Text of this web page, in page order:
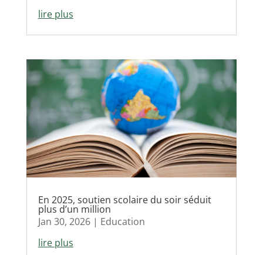
lire plus
En 2025, soutien scolaire du soir séduit
plus d’un million
Jan 30, 2026| Education
lire plus